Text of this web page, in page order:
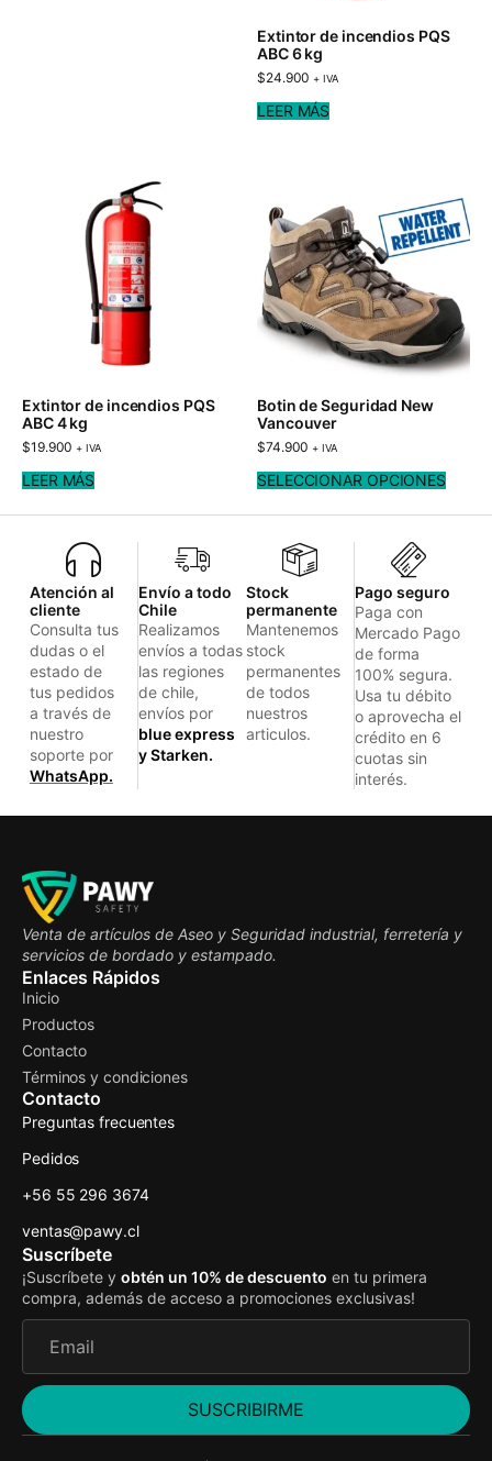
Extintor de incendios PQS
ABC 6 kg
$24.900 + IVA
LEER MÁS
Extintor de incendios PQS
ABC 4 kg
$19.900 + IVA
LEER MÁS
Botin de Seguridad New
Vancouver
$74.900 + IVA
SELECCIONAR OPCIONES
Atención al
cliente
Consulta tus
dudas o el
estado de
tus pedidos
a través de
nuestro
soporte por
WhatsApp.
Envío a todo
Chile
Realizamos
envíos a todas
las regiones
de chile,
envíos por
blue express
y Starken.
Stock
permanente
Mantenemos
stock
permanentes
de todos
nuestros
articulos.
Pago seguro
Paga con
Mercado Pago
de forma
100% segura.
Usa tu débito
o aprovecha el
crédito en 6
cuotas sin
interés.
Venta de artículos de Aseo y Seguridad industrial, ferretería y
servicios de bordado y estampado.
Enlaces Rápidos
Inicio
Productos
Contacto
Términos y condiciones
Contacto
Preguntas frecuentes
Pedidos
+56 55 296 3674
ventas@pawy.cl
Suscríbete
¡Suscríbete y obtén un 10% de descuento en tu primera
compra, además de acceso a promociones exclusivas!
SUSCRIBIRME